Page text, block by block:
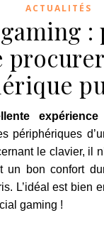
ACTUALITÉS
périphériques
le clavier, il
un bon confort
L’idéal est bien
gaming !